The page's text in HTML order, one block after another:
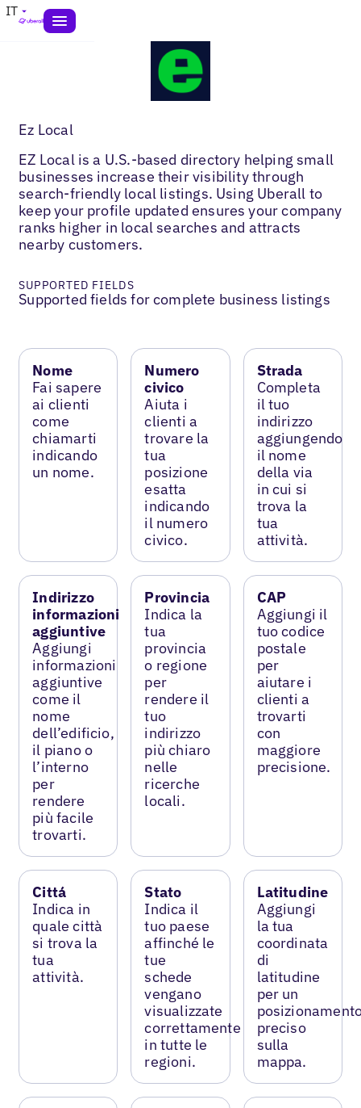
IT
Ez Local
EZ Local is a U.S.-based directory helping small
businesses increase their visibility through
search-friendly local listings. Using Uberall to
keep your profile updated ensures your company
ranks higher in local searches and attracts
nearby customers.
SUPPORTED FIELDS
Supported fields for complete business listings
Nome
Fai sapere
ai clienti
come
chiamarti
indicando
un nome.
Numero
civico
Aiuta i
clienti a
trovare la
tua
posizione
esatta
indicando
il numero
civico.
Strada
Completa
il tuo
indirizzo
aggiungendo
il nome
della via
in cui si
trova la
tua
attività.
Indirizzo
informazioni
aggiuntive
Aggiungi
informazioni
aggiuntive
come il
nome
dell’edificio,
il piano o
l’interno
per
rendere
più facile
trovarti.
Provincia
Indica la
tua
provincia
o regione
per
rendere il
tuo
indirizzo
più chiaro
nelle
ricerche
locali.
CAP
Aggiungi il
tuo codice
postale
per
aiutare i
clienti a
trovarti
con
maggiore
precisione.
Cittá
Indica in
quale città
si trova la
tua
attività.
Stato
Indica il
tuo paese
affinché le
tue
schede
vengano
visualizzate
correttamente
in tutte le
regioni.
Latitudine
Aggiungi
la tua
coordinata
di
latitudine
per un
preciso
sulla
mappa.